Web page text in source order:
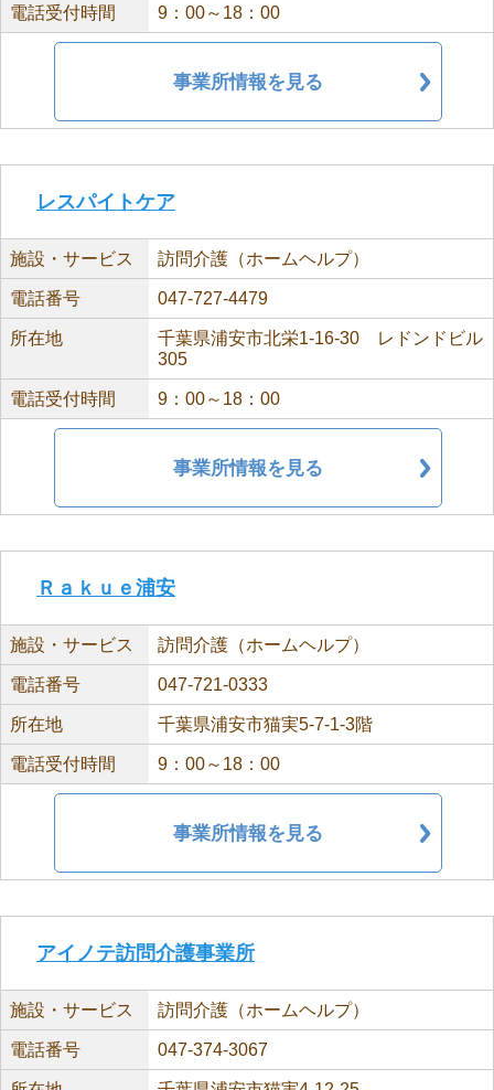
電話受付時間 9：00～18：00
事業所情報を見る
レスパイトケア
施設・サービス 訪問介護（ホームヘルプ）
電話番号 047-727-4479
所在地
千葉県浦安市北栄1-16-30 レドンドビル
305
電話受付時間 9：00～18：00
事業所情報を見る
Ｒａｋｕｅ浦安
施設・サービス 訪問介護（ホームヘルプ）
電話番号 047-721-0333
所在地 千葉県浦安市猫実5-7-1-3階
電話受付時間 9：00～18：00
事業所情報を見る
アイノテ訪問介護事業所
施設・サービス 訪問介護（ホームヘルプ）
電話番号 047-374-3067